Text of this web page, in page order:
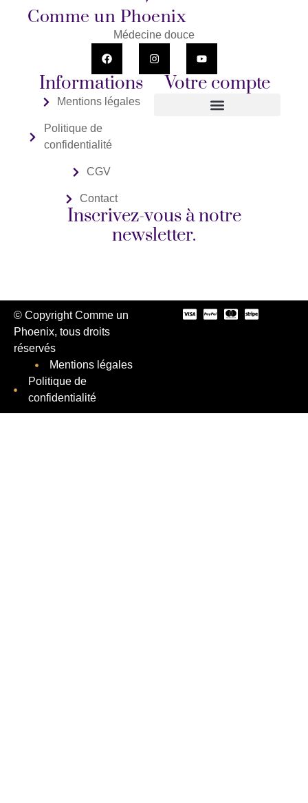
Comme un Phoenix
Médecine douce
a
e
b
o
n
o
t
u
Informations
Mentions légales
Politique de
confidentialité
CGV
Contact
Votre compte
Inscrivez-vous à notre
newsletter.
© Copyright Comme un
Phoenix, tous droits
réservés
Mentions légales
Politique de
confidentialité